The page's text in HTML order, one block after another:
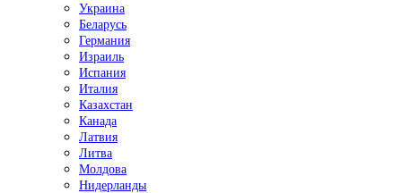
Украина
Беларусь
Германия
Израиль
Испания
Италия
Казахстан
Канада
Латвия
Литва
Молдова
Нидерланды